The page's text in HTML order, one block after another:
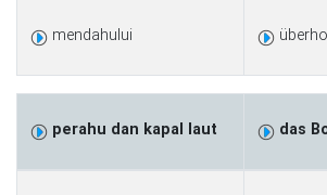
mendahului
perahu dan kapal laut das